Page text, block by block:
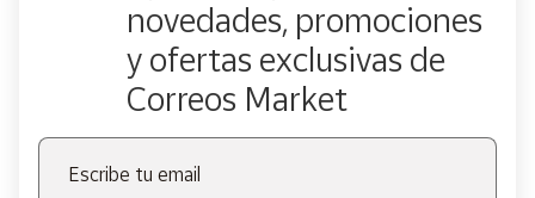
novedades, promociones
y ofertas exclusivas de
Correos Market
Escribe tu email